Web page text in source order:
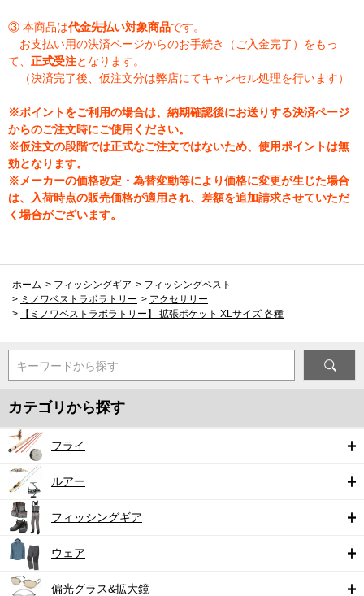
③ 本商品は代金先払い対象商品です。
お支払い用の決済ページからのお手続き（ご入金完了）をもっ
て、 正式受注となります。
（決済完了後、仮注文分は弊店にてキャンセル処理を行います）
※ポイントをご利用の場合は、納期確認後にお送りする決済ページ
からのご注文時にご使用ください。
※仮注文の段階では正式なご注文ではないため、使用ポイントは無
効となります。
※メーカーの価格改定・為替変動等により価格に変更が生じた場合
は、入荷時点の販売価格が適用され、差額を追加請求させていただ
く場合がございます。
ホーム > フィッシングギア > フィッシングベスト
> ミノワベストラボラトリー > アクセサリー
>
【ミノワベストラボラトリー】 拡張ポケット XLサイズ 各種
キーワードから探す
カテゴリから探す
フライ
ルアー
フィッシングギア
ウェア
偏光グラス&拡大鏡